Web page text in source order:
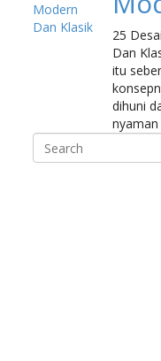
25
Dan
itu
dihuni
Search